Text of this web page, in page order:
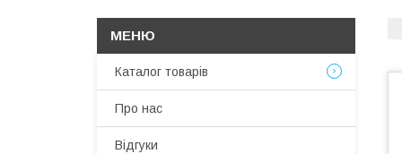
Каталог товарів
Про нас
Відгуки